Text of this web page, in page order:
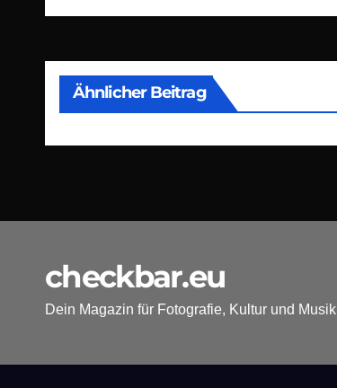
Ähnlicher Beitrag
checkbar.eu
Dein Magazin für Fotografie, Kultur und Musik